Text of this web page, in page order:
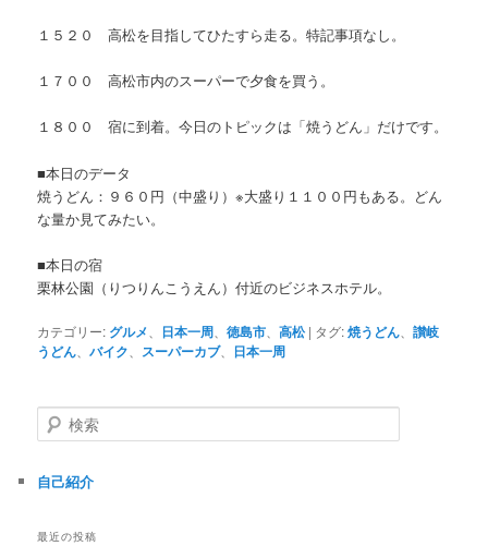
１５２０ 高松を目指してひたすら走る。特記事項なし。
１７００ 高松市内のスーパーで夕食を買う。
１８００ 宿に到着。今日のトピックは「焼うどん」だけです。
■本日のデータ
焼うどん：９６０円（中盛り）※大盛り１１００円もある。どん
な量か見てみたい。
■本日の宿
栗林公園（りつりんこうえん）付近のビジネスホテル。
カテゴリー: グルメ 日本一周 、徳島市 、高松 | タグ:焼うどん 、讃岐
うどん 、バイク スーパーカブ、 日本一周
検
索
自己紹介
最近の投稿